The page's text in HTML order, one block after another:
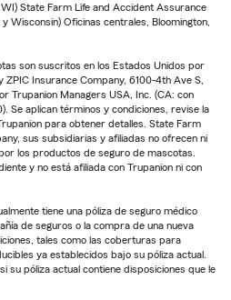
State Farm Life and Accident Assurance
Wisconsin) Oficinas centrales, Bloomington,
son suscritos en los Estados Unidos por
Insurance Company, 6100-4th Ave S,
Trupanion Managers USA, Inc. (CA: con
Se aplican términos y condiciones, revise la
para obtener detalles. State Farm
sus subsidiarias y afiliadas no ofrecen ni
los productos de seguro de mascotas.
y no está afiliada con Trupanion ni con
tiene una póliza de seguro médico
de seguros o la compra de una nueva
tales como las coberturas para
ya establecidos bajo su póliza actual.
su póliza actual contiene disposiciones que le